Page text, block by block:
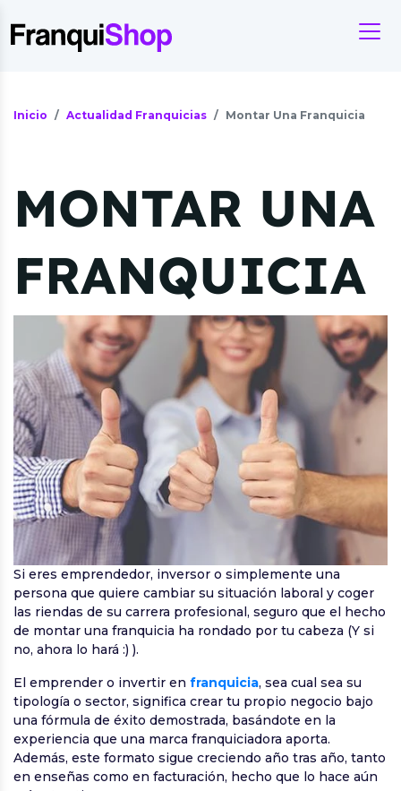
Inicio Actualidad Franquicias Montar Una Franquicia
MONTAR UNA
FRANQUICIA
Si eres emprendedor, inversor o simplemente una
persona que quiere cambiar su situación laboral y coger
las riendas de su carrera profesional, seguro que el hecho
de montar una franquicia ha rondado por tu cabeza (Y si
no, ahora lo hará :) ).
El emprender o invertir en franquicia, sea cual sea su
tipología o sector, significa crear tu propio negocio bajo
una fórmula de éxito demostrada, basándote en la
experiencia que una marca franquiciadora aporta.
Además, este formato sigue creciendo año tras año, tanto
en enseñas como en facturación, hecho que lo hace aún